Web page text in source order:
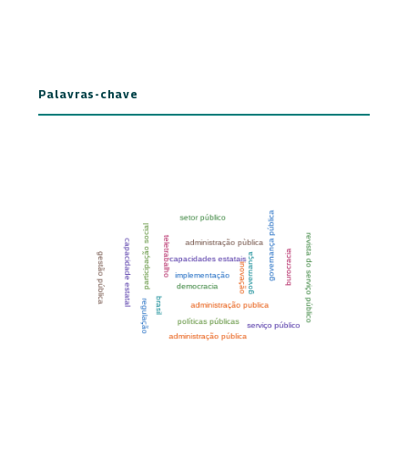
Palavras-chave